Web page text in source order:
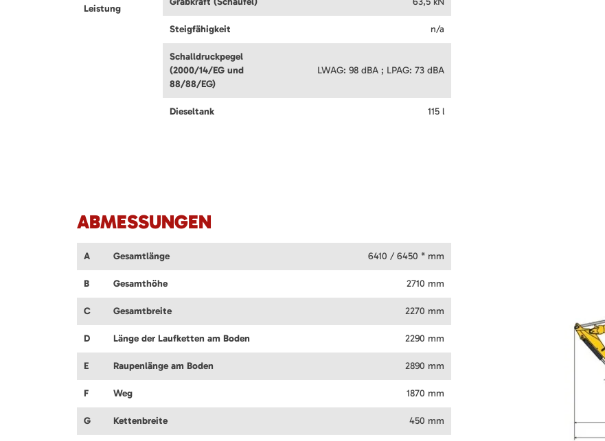
Leistung
Steigfähigkeit n/a
Schalldruckpegel
(2000/14/EG und
88/88/EG)
LWAG: 98 dBA ; LPAG: 73 dBA
Dieseltank 115 l
ABMESSUNGEN
A Gesamtlänge 6410 / 6450 * mm
B Gesamthöhe 2710 mm
C Gesamtbreite 2270 mm
D Länge der Laufketten am Boden 2290 mm
E Raupenlänge am Boden 2890 mm
F Weg 1870 mm
G Kettenbreite 450 mm